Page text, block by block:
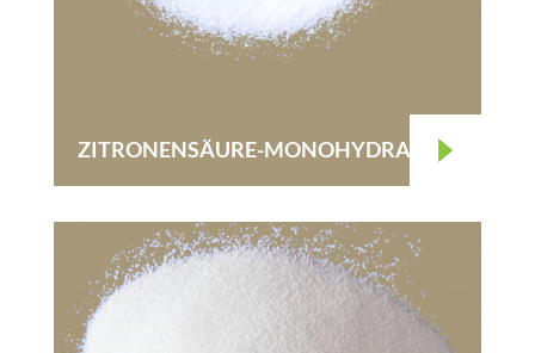
ZITRONENSÄURE-MONOHYDRAT